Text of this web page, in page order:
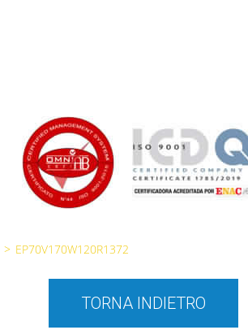
> EP70V170W120R1372
TORNA INDIETRO